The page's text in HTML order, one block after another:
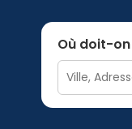
Où doit-